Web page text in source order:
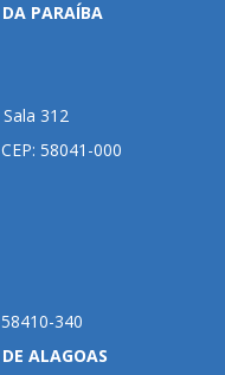
DA PARAÍBA
312
58041-000
340
ALAGOAS